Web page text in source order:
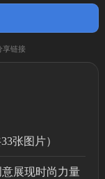
享链接
张图片）
展现时尚力量